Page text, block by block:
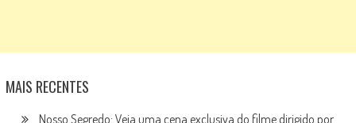
MAIS RECENTES
Nosso Segredo: Veja uma cena exclusiva do filme dirigido por